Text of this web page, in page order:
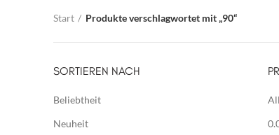
Start Produkte verschlagwortet mit „90“
SORTIEREN NACH
Beliebtheit
Neuheit